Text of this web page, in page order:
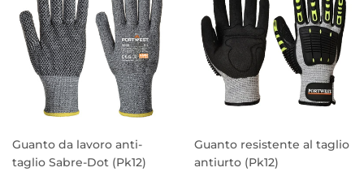
Guanto da lavoro anti-
taglio Sabre-Dot (Pk12)
Guanto resistente al taglio
antiurto (Pk12)